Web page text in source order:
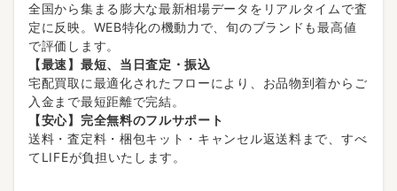
全国から集まる膨大な最新相場データをリアルタイムで査
定に反映。WEB特化の機動力で、旬のブランドも最高値
で評価します。
【最速】最短、当日査定・振込
宅配買取に最適化されたフローにより、お品物到着からご
入金まで最短距離で完結。
【安心】完全無料のフルサポート
送料・査定料・梱包キット・キャンセル返送料まで、すべ
てLIFEが負担いたします。